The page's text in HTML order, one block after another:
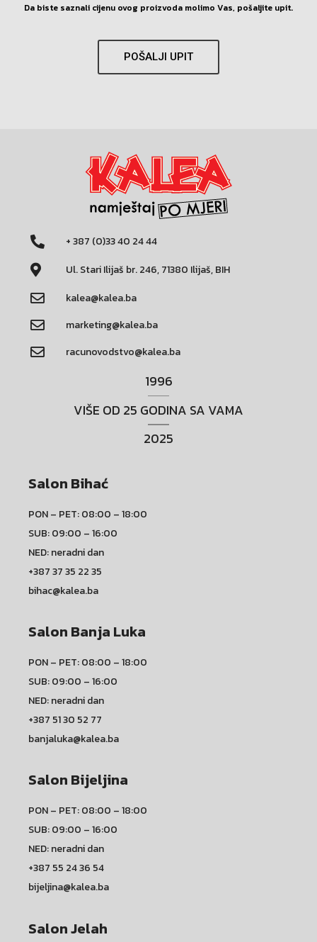
Da biste saznali cijenu ovog proizvoda molimo Vas, pošaljite upit.
POŠALJI UPIT
+ 387 (0)33 40 24 44
Ul. Stari Ilijaš br. 246, 71380 Ilijaš, BIH
kalea@kalea.ba
marketing@kalea.ba
racunovodstvo@kalea.ba
1996
VIŠE OD 25 GODINA SA VAMA
2025
Salon Bihać
PON – PET: 08:00 – 18:00
SUB: 09:00 – 16:00
NED: neradni dan
+387 37 35 22 35
bihac@kalea.ba
Salon Banja Luka
PON – PET: 08:00 – 18:00
SUB: 09:00 – 16:00
NED: neradni dan
+387 51 30 52 77
banjaluka@kalea.ba
Salon Bijeljina
PON – PET: 08:00 – 18:00
SUB: 09:00 – 16:00
NED: neradni dan
+387 55 24 36 54
bijeljina@kalea.ba
Salon Jelah